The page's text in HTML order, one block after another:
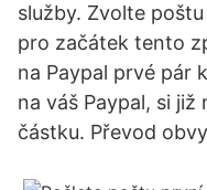
služby. Zvolte
pro začátek tento
na Paypal prvé pár
na váš Paypal, si
částku. Převod